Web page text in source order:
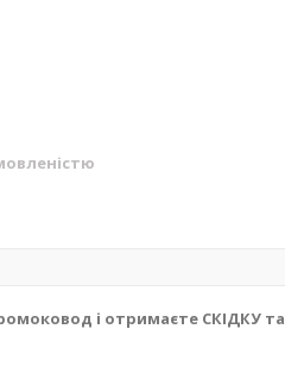
і отримаєте СКІДКУ та